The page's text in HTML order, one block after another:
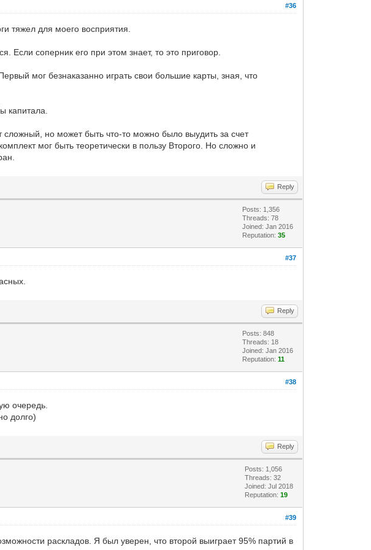
#36
тяжел для моего восприятия.
Если соперник его при этом знает, то это приговор.
мог безнаказанно играть свои большие карты, зная, что
капитала.
но может быть что-то можно было выудить за счет
мог быть теоретически в пользу Второго. Но сложно и
Reply
Posts: 1,356
Threads: 78
Joined: Jan 2016
Reputation:35
#37
Reply
Posts: 848
Threads: 18
Joined: Jan 2016
Reputation:11
#38
очередь.
долго)
Reply
Posts: 1,056
Threads: 32
Joined: Jul 2018
Reputation:19
#39
раскладов. Я был уверен, что второй выиграет 95% партий в